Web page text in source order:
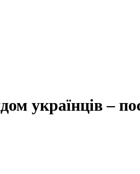
українців –